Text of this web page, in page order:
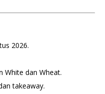
2026.
White dan Wheat.
takeaway.